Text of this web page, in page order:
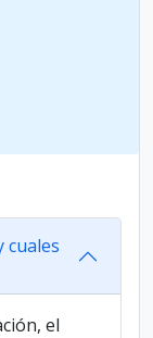
cuales
el